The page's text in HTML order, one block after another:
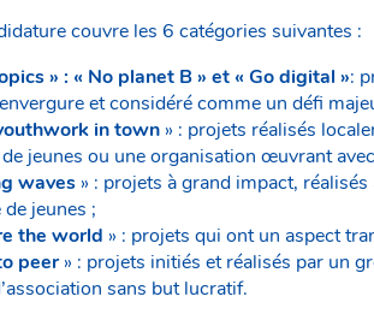
couvre les 6 catégories suivantes :
» : « No planet B » et « Go digital »:
et considéré comme un défi
in town » : projets réalisés
jeunes ou une organisation œuvrant
waves » : projets à grand impact,
jeunes ;
the world » : projets qui ont un aspect
peer» : projets initiés et réalisés par un
sans but lucratif.